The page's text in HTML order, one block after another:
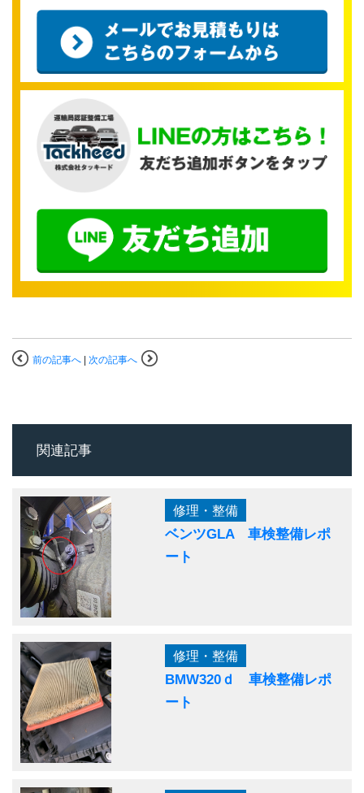
前の記事へ | 次の記事へ
関連記事
修理・整備
ベンツGLA 車検整備レポ
ート
修理・整備
BMW320ｄ 車検整備レポ
ート